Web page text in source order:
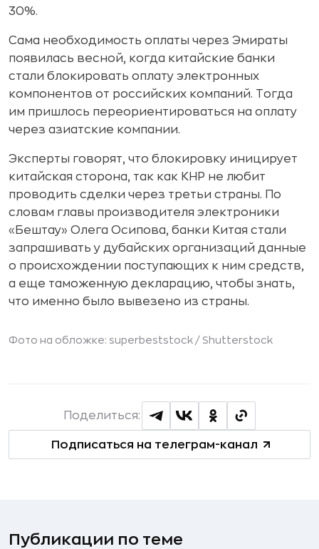
30%.
Сама необходимость оплаты через Эмираты
появилась весной, когда китайские банки
стали блокировать оплату электронных
компонентов от российских компаний. Тогда
им пришлось переориентироваться на оплату
через азиатские компании.
Эксперты говорят, что блокировку иницирует
китайская сторона, так как КНР не любит
проводить сделки через третьи страны. По
словам главы производителя электроники
«Бештау» Олега Осипова, банки Китая стали
запрашивать у дубайских организаций данные
о происхождении поступающих к ним средств,
а еще таможенную декларацию, чтобы знать,
что именно было вывезено из страны.
Фото на обложке: superbeststock / Shutterstock
Подписаться на телеграм-канал
Поделиться:
Публикации по теме